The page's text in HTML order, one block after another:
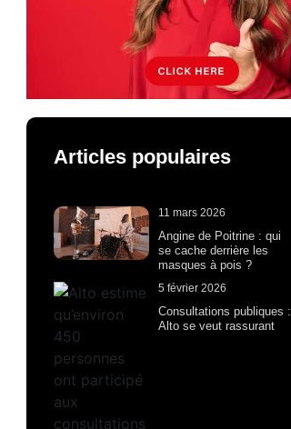
Articles populaires
11 mars 2026
Angine de Poitrine : qui
se cache derrière les
masques à pois ?
5 février 2026
Consultations publiques :
Alto se veut rassurant